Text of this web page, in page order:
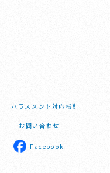
ハラスメント対応指針
お問い合わせ
Facebook